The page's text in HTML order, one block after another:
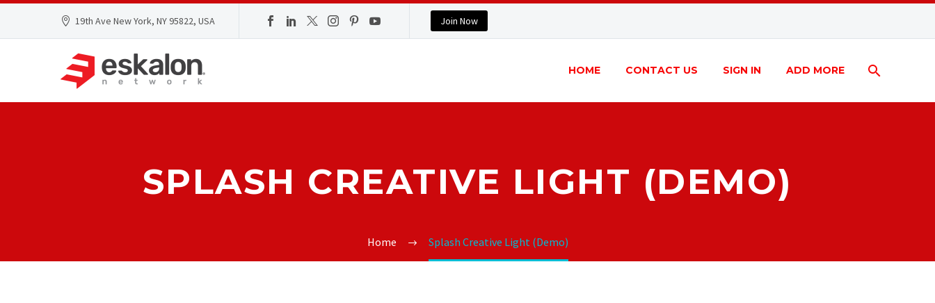
19th Ave New York, NY 95822, USA Join Now
HOME CONTACT US SIGN IN ADD MORE
SPLASH CREATIVE LIGHT (DEMO)
Home Splash Creative Light (Demo)